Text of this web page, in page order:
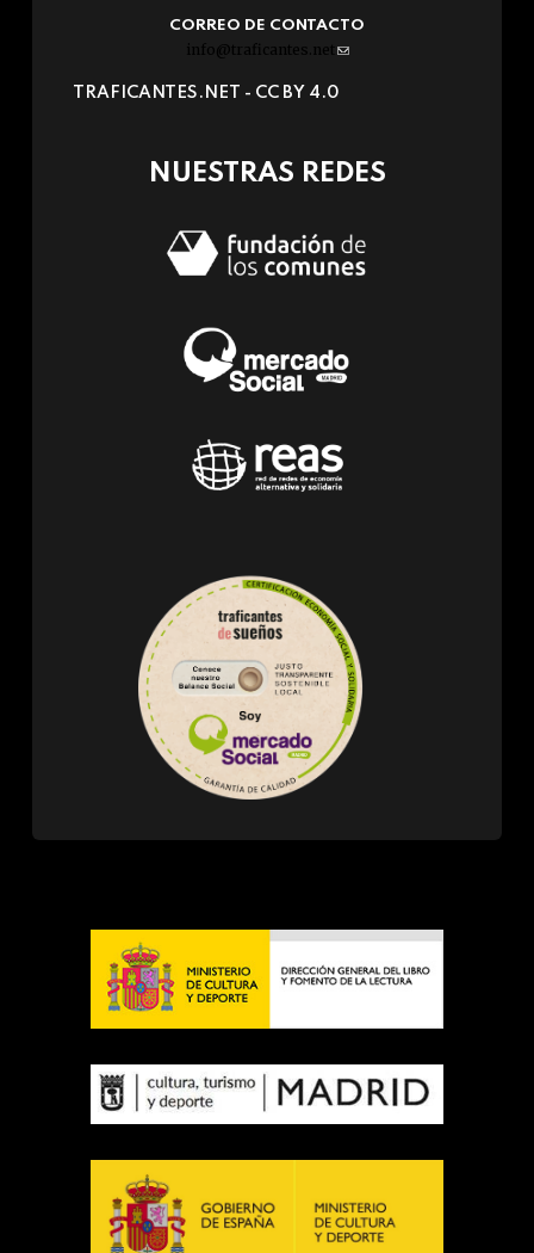
CORREO DE CONTACTO
info@traficantes.net (link
e-
TRAFICANTES.NET - CC BY 4.0
NUESTRAS REDES